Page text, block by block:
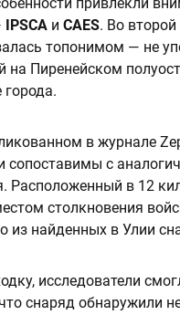
IPSCA и CAES. Во
топонимом — не
на Пиренейском
города.
в журнале
сопоставимы с
Расположенный в 12
столкновения
из найденных в Улии
исследователи
снаряд обнаружили